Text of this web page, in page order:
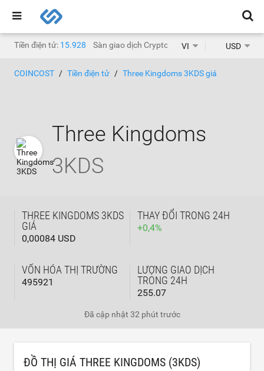
Tiền điện tử: 15.928 Sàn giao dịch Crypto: 1.471
VI USD
COINCOST Tiền điện tử Three Kingdoms 3KDS giá
Three Kingdoms
3KDS
THREE KINGDOMS 3KDS
GIÁ
0,00084 USD
THAY ĐỔI TRONG 24H
+0,4%
VỐN HÓA THỊ TRƯỜNG
495921
LƯỢNG GIAO DỊCH
TRONG 24H
255.07
Đã cập nhật 32 phút trước
ĐỒ THỊ GIÁ THREE KINGDOMS (3KDS)